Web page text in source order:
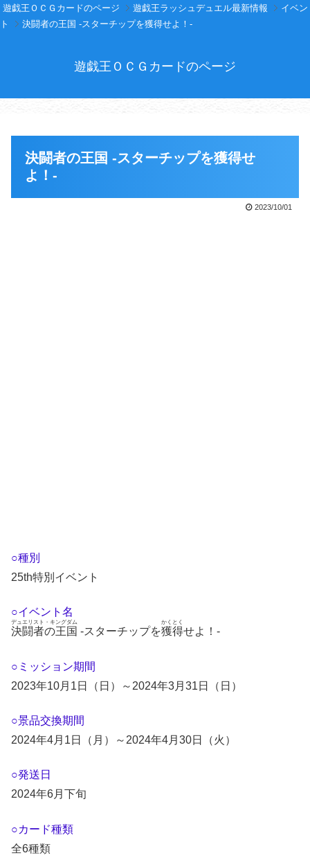
遊戯王ＯＣＧカードのページ 遊戯王ラッシュデュエル最新情報
イベン
ト
決闘者の王国 -スターチップを獲得せよ！-
遊戯王ＯＣＧカードのページ
決闘者の王国 -スターチップを獲得せ
よ！-
2023/10/01
○種別
25th特別イベント
○イベント名
決闘者の王国
デュエリスト・キングダム
-スターチップを獲得
かくとく
せよ！-
○ミッション期間
2023年10月1日（日）～2024年3月31日（日）
○景品交換期間
2024年4月1日（月）～2024年4月30日（火）
○発送日
2024年6月下旬
○カード種類
全6種類